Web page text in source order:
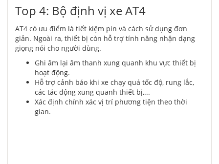
Top 4: Bộ định vị xe AT4
AT4 có ưu điểm là tiết kiệm pin và cách sử dụng đơn
giản. Ngoài ra, thiết bị còn hỗ trợ tính năng nhận dạng
giọng nói cho người dùng.
Ghi âm lại âm thanh xung quanh khu vực thiết bị
hoạt động.
Hỗ trợ cảnh báo khi xe chạy quá tốc độ, rung lắc,
các tác động xung quanh thiết bị,...
Xác định chính xác vị trí phương tiện theo thời
gian.